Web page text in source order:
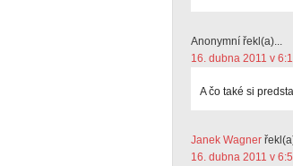
Anonymní řekl(a)...
16. dubna 2011 v
A čo také si
Janek Wagner
16. dubna 2011 v